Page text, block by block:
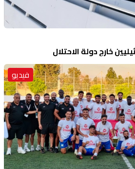
خارج دولة الاحتلال
فيديو